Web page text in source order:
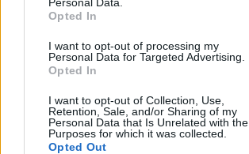
Opted In
I want to opt-out of processing my
Personal Data for Targeted Advertising.
Opted In
I want to opt-out of Collection, Use,
Retention, Sale, and/or Sharing of my
Personal Data that Is Unrelated with the
Purposes for which it was collected.
Opted Out
ΔΙΑΦΗΜΙΣΗ